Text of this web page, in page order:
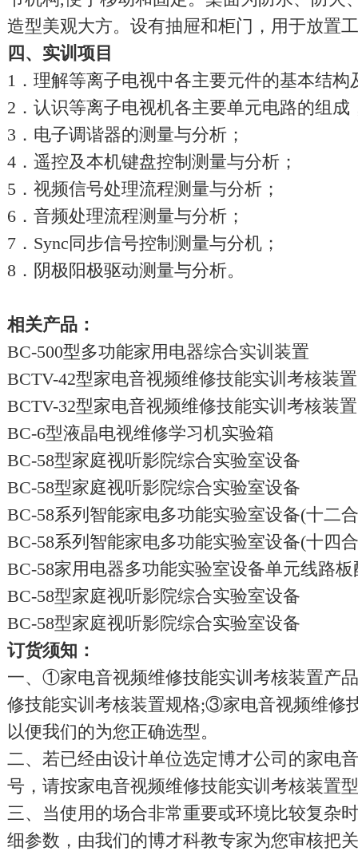
造型美观大方。设有抽屉和柜门，用于放置
四、实训项目
1．理解等离子电视中各主要元件的基本结构
2．认识等离子电视机各主要单元电路的组
3．电子调谐器的测量与分析；
4．遥控及本机键盘控制测量与分析；
5．视频信号处理流程测量与分析；
6．音频处理流程测量与分析；
7．Sync同步信号控制测量与分机；
8．阴极阳极驱动测量与分析。
相关产品：
BC-500型多功能家用电器综合实训装置
BCTV-42型家电音视频维修技能实训考核装置
BCTV-32型家电音视频维修技能实训考核装置
BC-6型液晶电视维修学习机实验箱
BC-58型家庭视听影院综合实验室设备
BC-58型家庭视听影院综合实验室设备
BC-58系列智能家电多功能实验室设备(十二
BC-58系列智能家电多功能实验室设备(十四
BC-58家用电器多功能实验室设备单元线路板
BC-58型家庭视听影院综合实验室设备
BC-58型家庭视听影院综合实验室设备
订货须知：
一、①家电音视频维修技能实训考核装置产
修技能实训考核装置规格;③家电音视频维修
以便我们的为您正确选型。
二、若已经由设计单位选定博才公司的家电
号，请按家电音视频维修技能实训考核装置
三、当使用的场合非常重要或环境比较复杂
细参数，由我们的博才科教专家为您审核把